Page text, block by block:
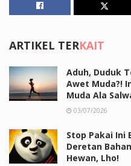
ARTIKEL TERKAIT
Aduh, Duduk
Awet Muda?!
Muda Ala
03/07/2026
Stop Pakai Ini
Deretan
Hewan, Lho!